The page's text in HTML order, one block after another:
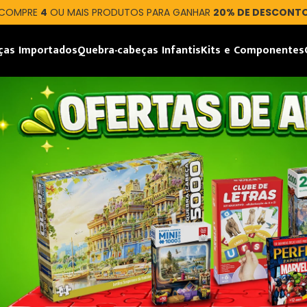
4 OU MAIS PRODUTOS PARA GANHAR 20% DE
ImportadosQuebra-cabeças InfantisKits e Componentes